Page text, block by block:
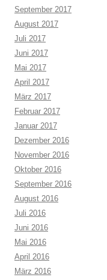
September 2017
August 2017
Juli 2017
Juni 2017
Mai 2017
April 2017
März 2017
Februar 2017
Januar 2017
Dezember 2016
November 2016
Oktober 2016
September 2016
August 2016
Juli 2016
Juni 2016
Mai 2016
April 2016
März 2016